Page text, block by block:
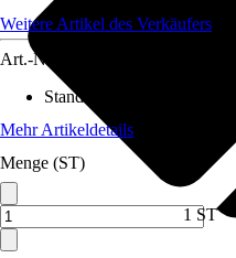
Weitere Artikel des Verkäufers
Art.-Nr.
Standort
Mehr Artikeldetails
Menge (ST)
1 ST